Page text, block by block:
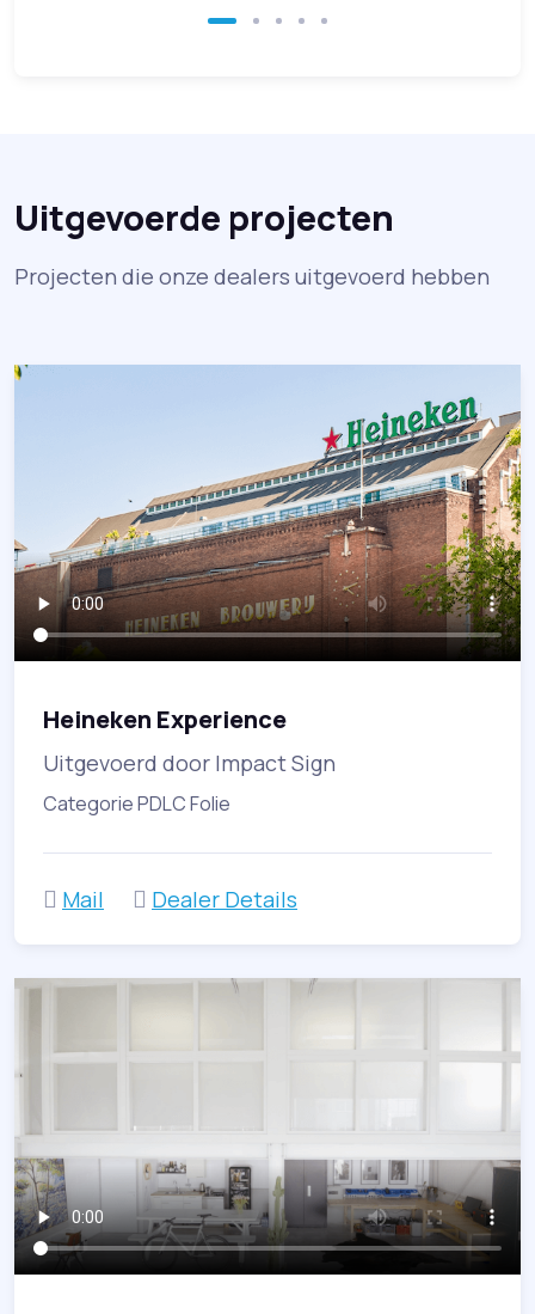
Uitgevoerde projecten
Projecten die onze dealers uitgevoerd hebben
Heineken Experience
Uitgevoerd door Impact Sign
Categorie PDLC Folie
Mail Dealer Details